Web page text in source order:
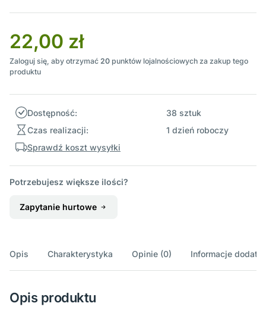
22,00 zł
Zaloguj się, aby otrzymać 20 punktów lojalnościowych za zakup tego
produktu
Dostępność:
38 sztuk
Czas realizacji:
1 dzień roboczy
Sprawdź koszt wysyłki
Potrzebujesz większe ilości?
Zapytanie hurtowe
Opis Charakterystyka Opinie (0) Informacje
Opis produktu